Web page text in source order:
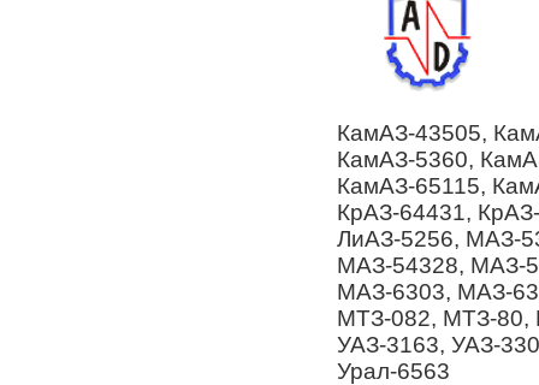
КамАЗ-43505,
КамАЗ-5360,
КамАЗ-65115,
КрАЗ-64431,
ЛиАЗ-5256, МАЗ-
МАЗ-54328, МАЗ-
МАЗ-6303, МАЗ-
МТЗ-082, МТЗ-80,
УАЗ-3163, УАЗ-
Урал-6563